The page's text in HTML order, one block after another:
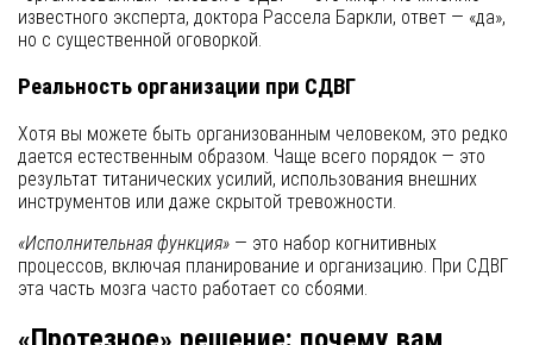
известного эксперта, доктора Рассела Баркли, ответ — «да»,
но с существенной оговоркой.
Реальность организации при СДВГ
Хотя вы можете быть организованным человеком, это редко
дается естественным образом. Чаще всего порядок — это
результат титанических усилий, использования внешних
инструментов или даже скрытой тревожности.
«Исполнительная функция» — это набор когнитивных
процессов, включая планирование и организацию. При СДВГ
эта часть мозга часто работает со сбоями.